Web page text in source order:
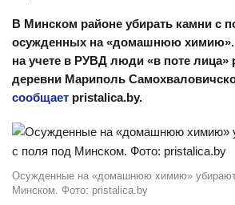
В Минском районе убирать камни с
осужденных на «домашнюю
на учете в РУВД люди «в поте лица»
деревни Мариполь
сообщает pristalica.by.
Осужденные на «домашнюю химию»
Минском. Фото: pristalica.by